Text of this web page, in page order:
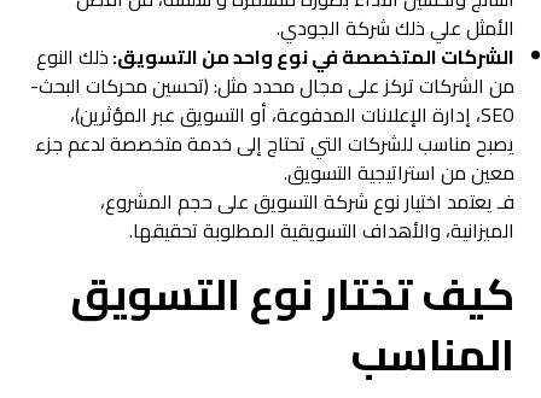
الأمثل علي ذلك شركة الجودي.
الشركات المتخصصة في نوع واحد من التسويق:ذلك النوع
من الشركات تركز على مجال محدد مثل: (تحسين محركات البحث-
SEO، إدارة الإعلانات المدفوعة، أو التسويق عبر المؤثرين)،
يصبح مناسب للشركات التي تحتاج إلى خدمة متخصصة لدعم جزء
معين من استراتيجية التسويق.
فـ يعتمد اختيار نوع شركة التسويق على حجم المشروع،
الميزانية، والأهداف التسويقية المطلوبة تحقيقها.
كيف تختار نوع التسويق
المناسب